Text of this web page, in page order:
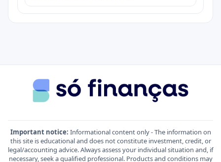
Important notice: Informational content only - The information on
this site is educational and does not constitute investment, credit, or
legal/accounting advice. Always assess your individual situation and, if
necessary, seek a qualified professional. Products and conditions may